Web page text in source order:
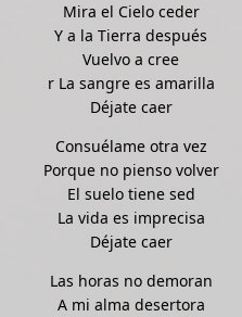
Mira el Cielo ceder
Y a la Tierra después
Vuelvo a cree
r La sangre es amarilla
Déjate caer
Consuélame otra vez
Porque no pienso volver
El suelo tiene sed
La vida es imprecisa
Déjate caer
Las horas no demoran
A mi alma desertora